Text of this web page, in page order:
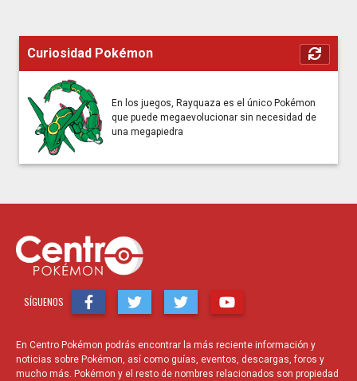
Curiosidad Pokémon
En los juegos, Rayquaza es el único Pokémon
que puede megaevolucionar sin necesidad de
una megapiedra
SÍGUENOS
En Centro Pokémon podrás encontrar la más reciente información y
noticias sobre Pokémon, así como guías, eventos, descargas, foros y
mucho más. Pokémon y el resto de nombres relacionados son propiedad